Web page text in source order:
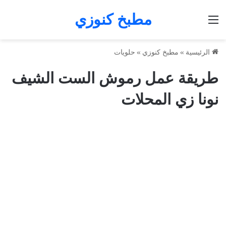
مطبخ كنوزي
الرئيسية » مطبخ كنوزي » حلويات
طريقة عمل رموش الست الشيف
نونا زي المحلات